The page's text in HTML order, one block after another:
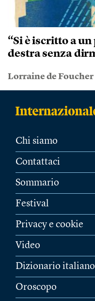
“Si è iscritto a
destra senza
Lorraine de Foucher
Chi siamo
Contattaci
Sommario
Festival
Privacy e cookie
Video
Dizionario italiano
Oroscopo